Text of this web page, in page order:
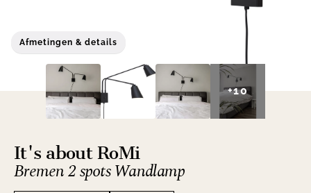
Afmetingen & details
+10
It's about RoMi
Bremen 2 spots Wandlamp